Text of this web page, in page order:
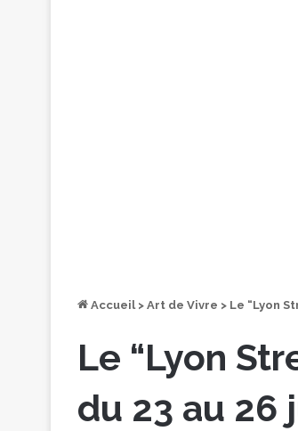
Accueil > Art de Vivre > Le “Lyon
Le “Lyon
du 23 au 26